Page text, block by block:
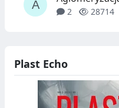
2 28714
Plast Echo